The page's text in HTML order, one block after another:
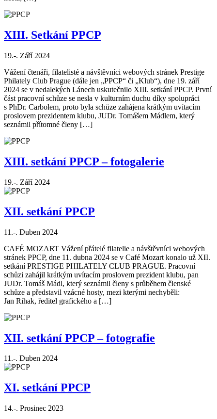
XIII. Setkání PPCP
19.-. Září 2024
Vážení čtenáři, filatelisté a návštěvníci webových stránek Prestige
Philately Club Prague (dále jen „PPCP“ či „Klub“), dne 19. září
2024 se v nedalekých Lánech uskutečnilo XIII. setkání PPCP. První
část pracovní schůze se nesla v kulturním duchu díky spolupráci
s PhDr. Carbolem, proto byla schůze zahájena krátkým uvítacím
proslovem prezidentem klubu, JUDr. Tomášem Mádlem, který
seznámil přítomné členy […]
XIII. setkání PPCP – fotogalerie
19.-. Září 2024
XII. setkání PPCP
11.-. Duben 2024
CAFÉ MOZART Vážení přátelé filatelie a návštěvníci webových
stránek PPCP, dne 11. dubna 2024 se v Café Mozart konalo už XII.
setkání PRESTIGE PHILATELY CLUB PRAGUE. Pracovní
schůzi zahájil krátkým uvítacím proslovem prezident klubu, pan
JUDr. Tomáš Mádl, který seznámil členy s průběhem členské
schůze a představil vzácné hosty, mezi kterými nechyběli:
Jan Rihak, ředitel grafického a […]
XII. setkání PPCP – fotografie
11.-. Duben 2024
XI. setkání PPCP
14.-. Prosinec 2023